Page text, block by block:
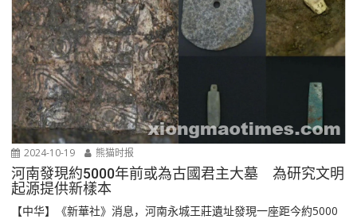
2024-10-19 熊猫时报
河南發現約5000年前或為古國君主大墓 為研究文明
起源提供新樣本
【中华】《新華社》消息，河南永城王莊遺址發現一座距今約5000